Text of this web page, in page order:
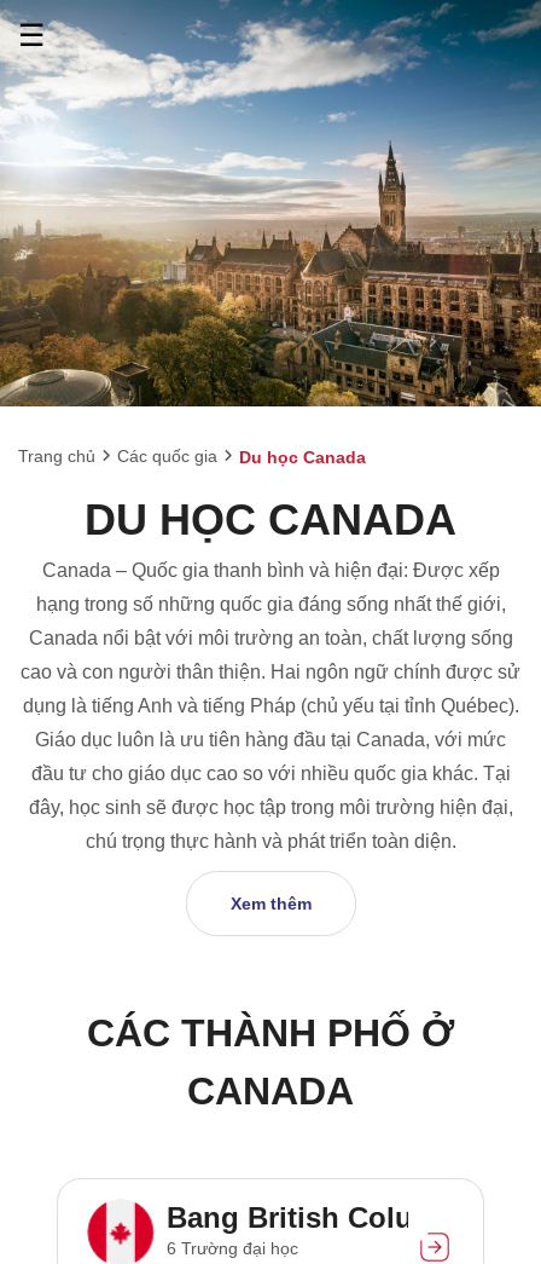
☰
Trang chủ Các quốc gia Du học Canada
DU HỌC CANADA
Canada – Quốc gia thanh bình và hiện đại: Được xếp
hạng trong số những quốc gia đáng sống nhất thế giới,
Canada nổi bật với môi trường an toàn, chất lượng sống
cao và con người thân thiện. Hai ngôn ngữ chính được sử
dụng là tiếng Anh và tiếng Pháp (chủ yếu tại tỉnh Québec).
Giáo dục luôn là ưu tiên hàng đầu tại Canada, với mức
đầu tư cho giáo dục cao so với nhiều quốc gia khác. Tại
đây, học sinh sẽ được học tập trong môi trường hiện đại,
chú trọng thực hành và phát triển toàn diện.
Xem thêm
CÁC THÀNH PHỐ Ở
CANADA
Bang British Columbia
6 Trường đại học